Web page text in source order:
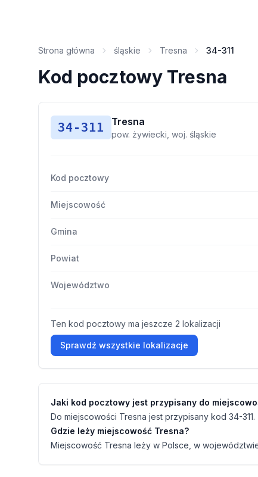
Strona główna śląskie Tresna 34-311
Kod pocztowy Tresna
34-311 Tresna
pow. żywiecki, woj. śląskie
Kod pocztowy
Miejscowość
Gmina
Powiat
Województwo
Ten kod pocztowy ma jeszcze 2 lokalizacji
Sprawdź wszystkie lokalizacje
Jaki kod pocztowy jest przypisany do
Do miejscowości Tresna jest przypisany kod 34-311.
Gdzie leży miejscowość Tresna?
Miejscowość Tresna leży w Polsce, w